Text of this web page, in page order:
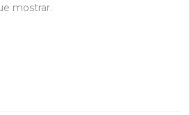
mostrar.